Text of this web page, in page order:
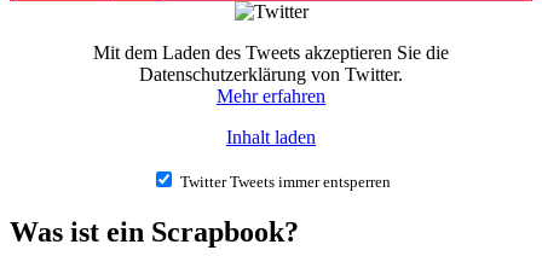
Mit dem Laden des Tweets akzeptieren Sie die
Datenschutzerklärung von Twitter.
Mehr erfahren
Inhalt laden
Twitter Tweets immer entsperren
Was ist ein Scrapbook?